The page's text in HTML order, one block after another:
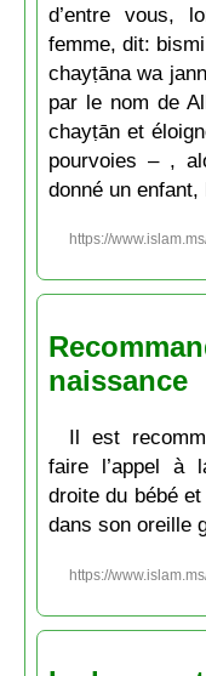
d’entre vous,
femme, dit:
chayṭāna wa
par le nom de
chayṭān et
pourvoies – ,
donné un
https://
naissance
Il est
faire l’appel à
droite du bébé et
dans son oreille
https://